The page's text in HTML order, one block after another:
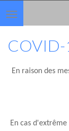
Toggle
navigation
En raison des
En cas